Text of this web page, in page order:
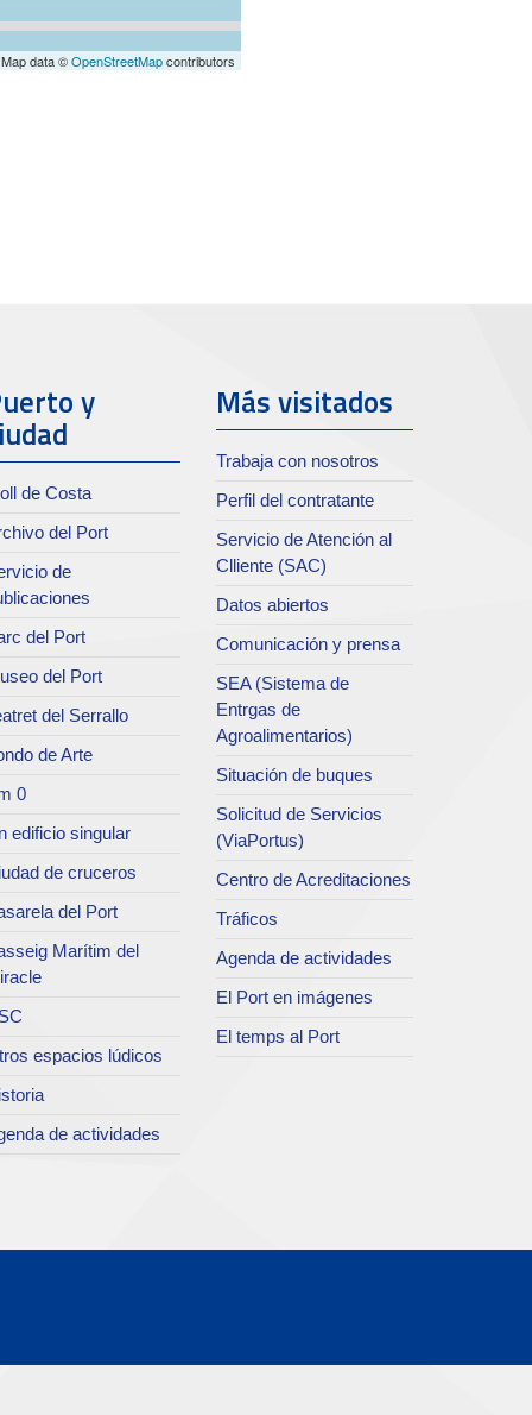
data ©OpenStreetMapcontributors
y
de Costa
del Port
de
del Port
del Port
del Serrallo
de Arte
0
edificio singular
de cruceros
del Port
Marítim del
espacios lúdicos
de actividades
Más visitados
Trabaja con nosotros
Perfil del contratante
Servicio de Atención al
Clliente (SAC)
Datos abiertos
Comunicación y prensa
SEA (Sistema de
Entrgas de
Agroalimentarios)
Situación de buques
Solicitud de Servicios
(ViaPortus)
Centro de Acreditaciones
Tráficos
Agenda de actividades
El Port en imágenes
El temps al Port